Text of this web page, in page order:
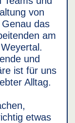
von
das
am
und
ist für uns
Alltag.
etwas